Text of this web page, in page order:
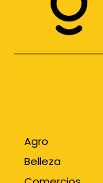
Agro
Belleza